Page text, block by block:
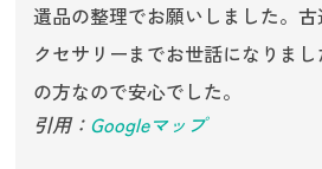
遺品の整理でお願いしました。
クセサリーまでお世話になりま
の方なので安心でした。
引用： Googleマップ